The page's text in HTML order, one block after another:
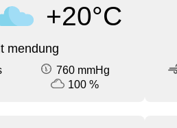
+20°C
mendung
760 mmHg
100 %